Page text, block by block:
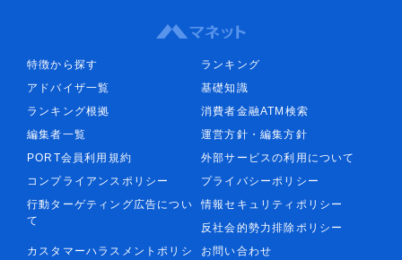
特徴から探す
ランキング
アドバイザ一覧
基礎知識
ランキング根拠
消費者金融ATM検索
編集者一覧
運営方針・編集方針
PORT会員利用規約
外部サービスの利用について
コンプライアンスポリシー
プライバシーポリシー
行動ターゲティング広告につい
て
情報セキュリティポリシー
反社会的勢力排除ポリシー
カスタマーハラスメントポリシ
お問い合わせ